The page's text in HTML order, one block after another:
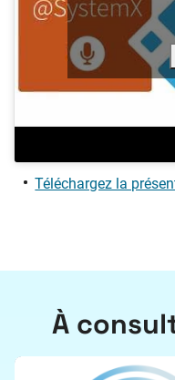
Téléchargez la
À